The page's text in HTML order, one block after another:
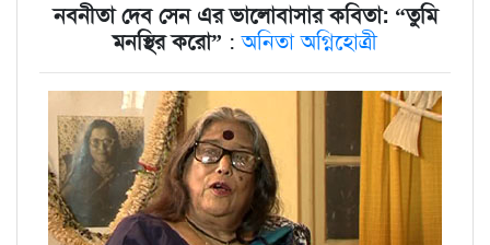
নবনীতা দেব সেন এর ভালোবাসার কবিতা: “তুমি
মনস্থির করো” :অনিতা অগ্নিহোত্রী